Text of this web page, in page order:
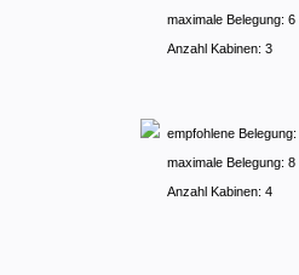
maximale Belegung:
Anzahl Kabinen: 3
empfohlene
maximale Belegung:
Anzahl Kabinen: 4